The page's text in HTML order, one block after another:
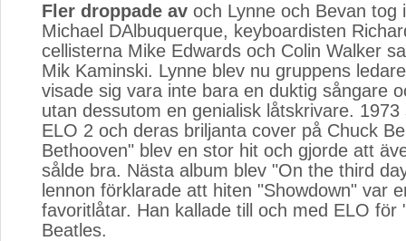
Fler droppade av och Lynne och Bevan tog
Michael DAlbuquerque, keyboardisten
cellisterna Mike Edwards och Colin Walker
Mik Kaminski. Lynne blev nu gruppens
visade sig vara inte bara en duktig sångare
utan dessutom en genialisk låtskrivare. 1973
ELO 2 och deras briljanta cover på Chuck
Bethooven" blev en stor hit och gjorde att
sålde bra. Nästa album blev "On the third
lennon förklarade att hiten "Showdown" var
favoritlåtar. Han kallade till och med ELO för
Beatles.